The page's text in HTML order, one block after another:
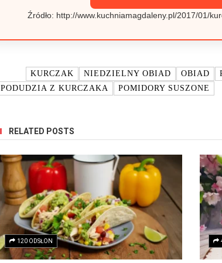
Źródło: http://www.kuchniamagdaleny.pl/2017/01/
KURCZAK NIEDZIELNY OBIAD OBIAD
PODUDZIA Z KURCZAKA
POMIDORY SUSZONE
RELATED POSTS
120 ODSŁON